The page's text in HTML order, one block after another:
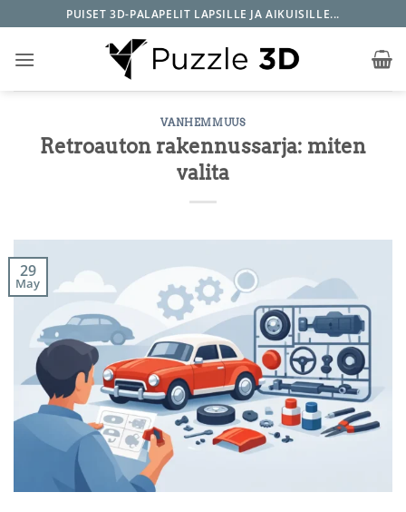
to
content
PUISET 3D-PALAPELIT LAPSILLE JA AIKUISILLE...
VANHEMMUUS
Retroauton rakennussarja: miten
valita
29
May